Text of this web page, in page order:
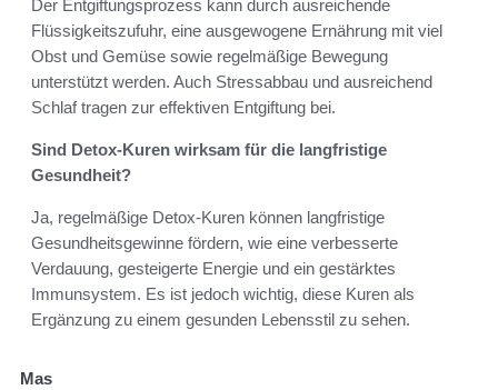
Der Entgiftungsprozess kann durch ausreichende
Flüssigkeitszufuhr, eine ausgewogene Ernährung mit viel
Obst und Gemüse sowie regelmäßige Bewegung
unterstützt werden. Auch Stressabbau und ausreichend
Schlaf tragen zur effektiven Entgiftung bei.
Sind Detox-Kuren wirksam für die langfristige
Gesundheit?
Ja, regelmäßige Detox-Kuren können langfristige
Gesundheitsgewinne fördern, wie eine verbesserte
Verdauung, gesteigerte Energie und ein gestärktes
Immunsystem. Es ist jedoch wichtig, diese Kuren als
Ergänzung zu einem gesunden Lebensstil zu sehen.
Mas